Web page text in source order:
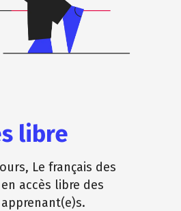
libre
Le français des
accès libre des